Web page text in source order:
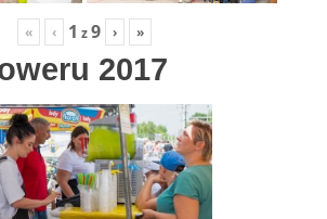
« ‹ 1 z9 › »
2017